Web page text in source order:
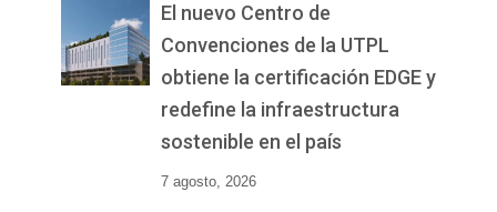
El nuevo Centro de
Convenciones de la UTPL
obtiene la certificación EDGE y
redefine la infraestructura
sostenible en el país
7 agosto, 2026